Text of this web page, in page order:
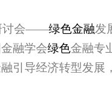
讨会——绿色金融发
融学会绿色金融专
引导经济转型发展